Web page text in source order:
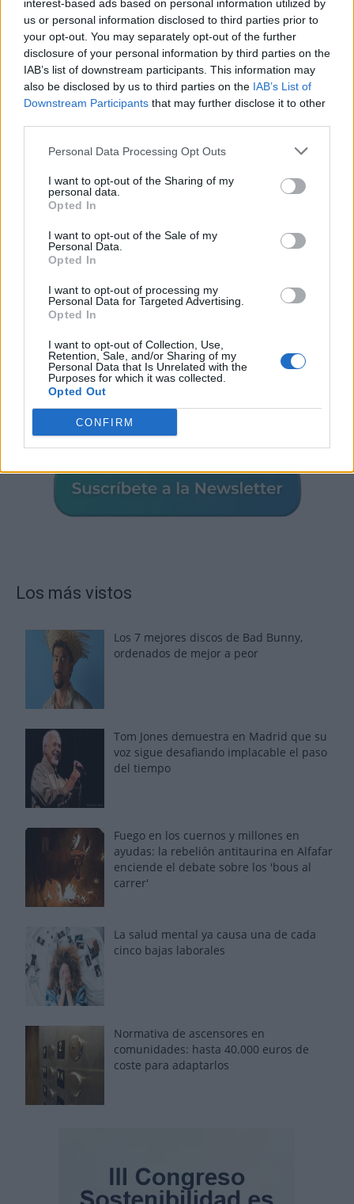
interest-based ads based on personal information utilized by
us or personal information disclosed to third parties prior to
your opt-out. You may separately opt-out of the further
disclosure of your personal information by third parties on the
IAB’s list of downstream participants. This information may
also be disclosed by us to third parties on the IAB’s List of
Downstream Participants that may further disclose it to other
Personal Data Processing Opt Outs
I want to opt-out of the Sharing of my
personal data.
Opted In
I want to opt-out of the Sale of my
Personal Data.
Opted In
I want to opt-out of processing my
Personal Data for Targeted Advertising.
Opted In
I want to opt-out of Collection, Use,
Retention, Sale, and/or Sharing of my
Personal Data that Is Unrelated with the
Purposes for which it was collected.
Opted Out
CONFIRM
Los más vistos
Los 7 mejores discos de Bad Bunny,
ordenados de mejor a peor
Tom Jones demuestra en Madrid que su
voz sigue desafiando implacable el paso
del tiempo
Fuego en los cuernos y millones en
ayudas: la rebelión antitaurina en Alfafar
enciende el debate sobre los 'bous al
carrer'
La salud mental ya causa una de cada
cinco bajas laborales
Normativa de ascensores en
comunidades: hasta 40.000 euros de
coste para adaptarlos